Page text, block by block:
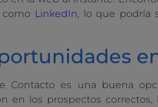
LinkedIn, lo que podría
Contacto es una buena
en los prospectos